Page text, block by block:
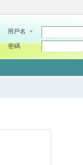
用戶名
密碼